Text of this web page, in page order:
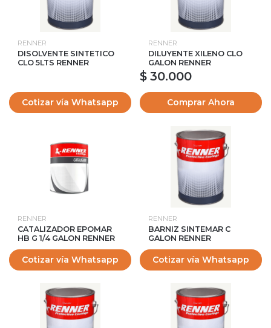
RENNER
DISOLVENTE SINTETICO
CLO 5LTS RENNER
Cotizar vía Whatsapp
RENNER
DILUYENTE XILENO CLO
GALON RENNER
$ 30.000
Comprar Ahora
RENNER
CATALIZADOR EPOMAR
HB G 1/4 GALON RENNER
Cotizar vía Whatsapp
RENNER
BARNIZ SINTEMAR C
GALON RENNER
Cotizar vía Whatsapp